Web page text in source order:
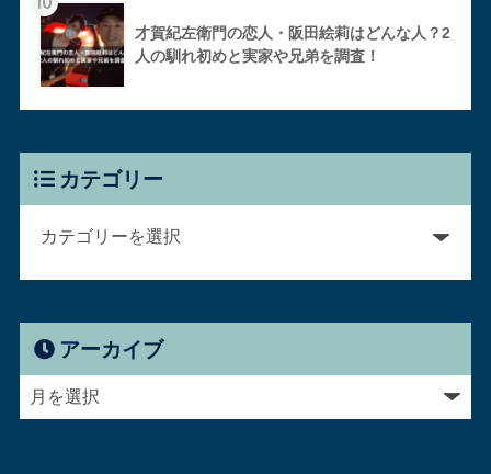
才賀紀左衛門の恋人・阪田絵莉はどんな人？2
人の馴れ初めと実家や兄弟を調査！
カテゴリー
アーカイブ